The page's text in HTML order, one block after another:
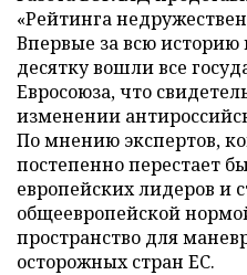
«Рейтинга
Впервые за всю историю
десятку вошли все
Евросоюза, что
изменении
По мнению экспертов,
постепенно перестает
европейских лидеров и
общеевропейской
пространство для
осторожных стран ЕС.